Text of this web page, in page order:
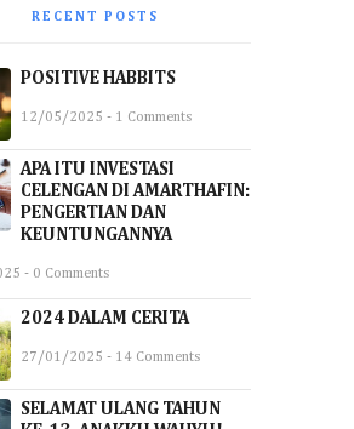
RECENT POSTS
POSITIVE HABBITS
12/05/2025 - 1 Comments
APA ITU INVESTASI
CELENGAN DI AMARTHAFIN:
PENGERTIAN DAN
KEUNTUNGANNYA
- 0 Comments
2024 DALAM CERITA
27/01/2025 - 14 Comments
SELAMAT ULANG TAHUN